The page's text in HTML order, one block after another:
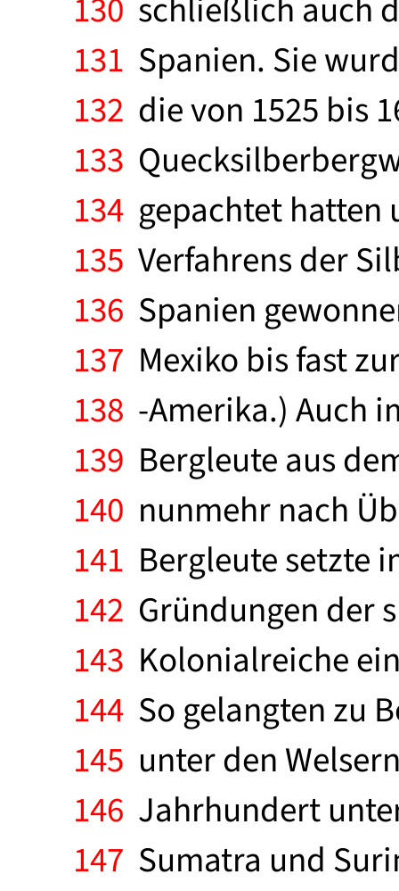
130 schließlich auch
131 Spanien. Sie
132 die von 1525 bis
133
134 gepachtet hatten
135 Verfahrens der
136 Spanien
137 Mexiko bis fast
138 -Amerika.) Auch
139 Bergleute aus
140 nunmehr nach
141 Bergleute setzte
142 Gründungen der
143 Kolonialreiche
144 So gelangten zu
145 unter den
146 Jahrhundert
147 Sumatra und